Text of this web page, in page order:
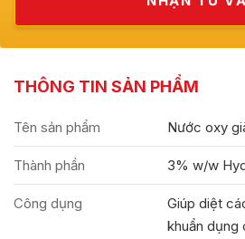
THÔNG TIN SẢN PHẨM
Tên sản phẩm Nước oxy
Thành phần 3% w/w
Công dụng
Giúp diệt
khuẩn dụng